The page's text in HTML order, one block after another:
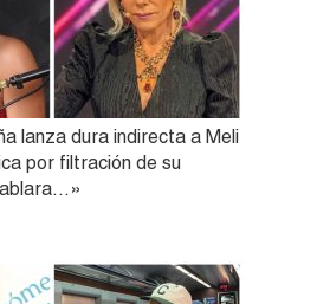
lanza dura indirecta a Meli
por filtración de su